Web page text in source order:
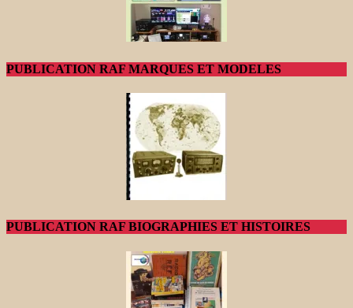
PUBLICATION RAF MARQUES ET MODELES
PUBLICATION RAF BIOGRAPHIES ET HISTOIRES